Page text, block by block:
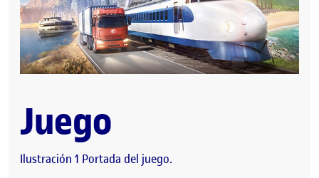
Juego
Ilustración 1 Portada del juego.